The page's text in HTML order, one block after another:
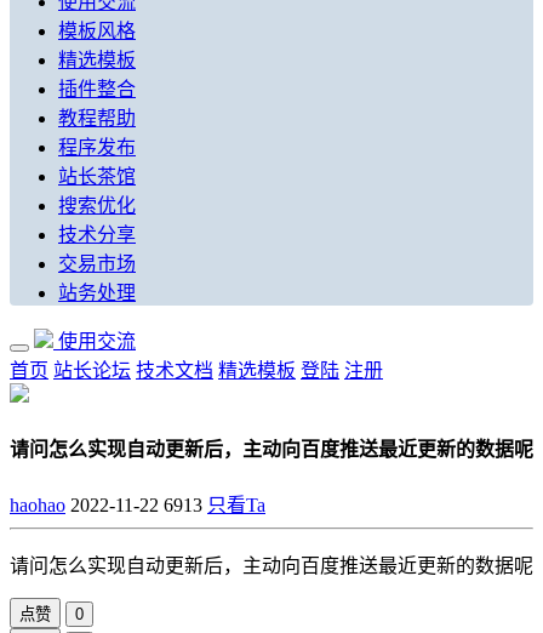
模板风格
精选模板
插件整合
教程帮助
程序发布
站长茶馆
搜索优化
技术分享
交易市场
站务处理
使用交流
首页 站长论坛 技术文档 精选模板 登陆 注册
请问怎么实现自动更新后，主动向百度推送最近更新的数据呢
haohao 2022-11-22 6913 只看Ta
请问怎么实现自动更新后，主动向百度推送最近更新的数据呢
点赞
0